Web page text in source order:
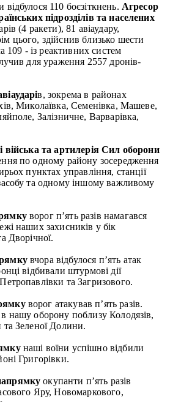
110 боєзіткнень. Агресор
підрозділів та населених
(4 ракети), 81 авіаудару,
цього, здійснив близько шести
109 - із реактивних систем
для ураження 2557 дронів-
в, зокрема в районах
Миколаївка, Семенівка, Машеве,
Залізничне, Варварівка,
війська та артилерія Сил оборони
по одному району зосередження
пунктах управління, станції
та одному іншому важливому
ворог п’ять разів намагався
наших захисників у бік
Дворічної.
вчора відбулося п’ять атак
відбивали штурмові дії
та Загризового.
ворог атакував п’ять разів.
нашу оборону поблизу Колодязів,
Зеленої Долини.
наші воїни успішно відбили
Григорівки.
окупанти п’ять разів
Яру, Новомаркового,